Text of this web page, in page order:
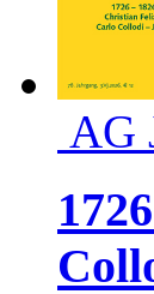
AG